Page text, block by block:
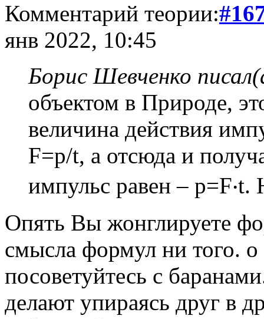
Комментарий теории:
янв 2022, 10:45
Борис Шевченко
объектом в Природе,
величина действия
F=p/t, а отсюда и
импульс равен –
Опять Вы жонглируете
смысла формул ни того.
посоветуйтесь с
делают упираясь друг в